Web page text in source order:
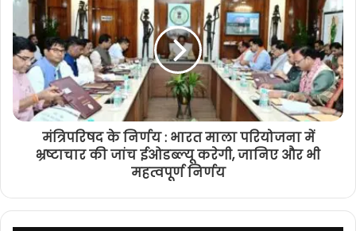
मंत्रिपरिषद के निर्णय : भारत माला परियोजना में
भ्रष्टाचार की जांच ईओडब्ल्यू करेगी, जानिए और भी
महत्वपूर्ण निर्णय